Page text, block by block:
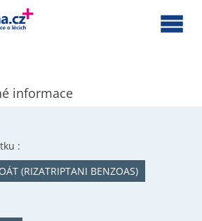
informace
:
(RIZATRIPTANI BENZOAS)